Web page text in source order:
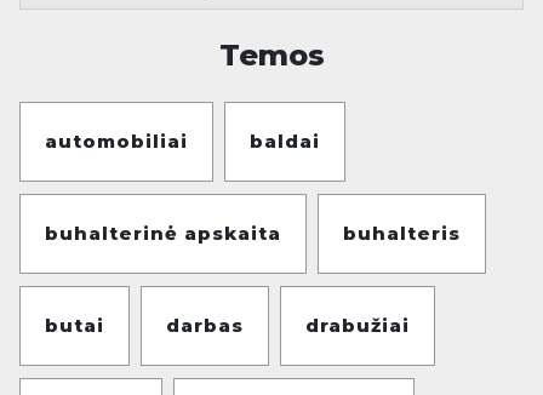
Temos
automobiliai baldai
buhalterinė apskaita buhalteris
butai darbas drabužiai